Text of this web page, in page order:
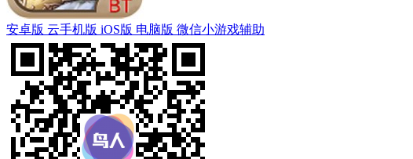
安卓版 云手机版 iOS版 电脑版 微信小游戏辅助